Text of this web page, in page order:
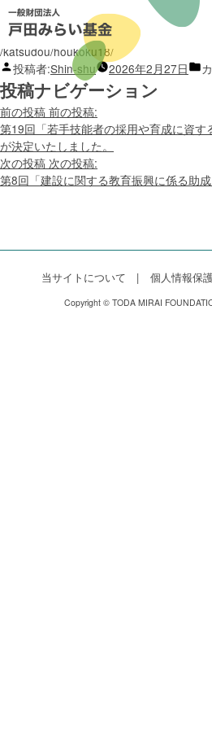
第18回活動報告会を開催い
投稿者:Shin-shu
2026年2月27日
/katsudou/houkoku18/
投稿者:Shin-shu 2026年2月27日
投稿ナビゲーション
前の投稿 前の投稿:
第19回「若手技能者の採用や育成に資す
が決定いたしました。
次の投稿 次の投稿:
第8回「建設に関する教育振興に係る助
当サイトについて 個人情報保
Copyright © TODA MIRAI